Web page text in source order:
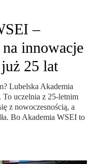
–
innowacje
25 lat
Lubelska Akademia
uczelnia z 25-letnim
z nowoczesnością, a
Bo Akademia WSEI to